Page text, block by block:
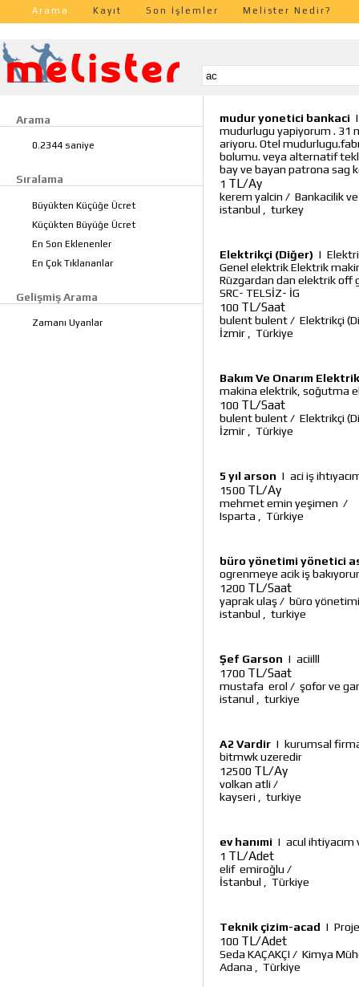
Arama Kayıt Son İşlemler Melister Nedir?
Arama
0.2344 saniye
Sıralama
Büyükten Küçüğe Ücret
Küçükten Büyüğe Ücret
En Son Eklenenler
En Çok Tıklananlar
Gelişmiş Arama
Zamanı Uyanlar
mudur yonetici bankaci
mudurlugu yapiyorum . 31
ariyoru. Otel
bolumu. veya alternatif
bay ve bayan patrona sag
1 TL/Ay
kerem yalcin / Bankacilik
istanbul
turkey
Elektrikçi (Diğer) |
Genel elektrik Elektrik
Rüzgardan dan elektrik off
SRC- TELSİZ- İG
100 TL/Saat
bulent bulent/ Elektrikçi
İzmir
Türkiye
Bakım Ve Onarım
makina elektrik, soğutma
100 TL/Saat
bulent bulent/ Elektrikçi
İzmir
Türkiye
5 yıl arson | aci iş
1500 TL/Ay
mehmet emin yeşimen /
Isparta
Türkiye
büro yönetimi yönetici
ogrenmeye acik iş
1200 TL/Saat
yaprak ulaş/ büro yönetimi
istanbul
turkiye
Şef Garson | aciilll
1700 TL/Saat
mustafa erol / şofor ve
istanul
turkiye
A2 Vardir | kurumsal
bitmwk uzeredir
12500 TL/Ay
volkan atli /
kayseri
turkiye
ev hanımi | acul ihtiyacım
1 TL/Adet
elif emiroğlu /
İstanbul
Türkiye
Teknik çizim-acad |
100 TL/Adet
Seda KAÇAKÇI / Kimya
Adana
Türkiye